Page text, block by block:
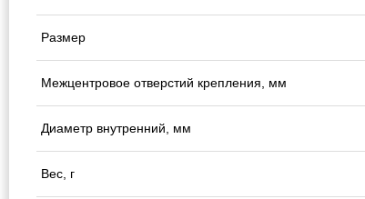
Размер
Межцентровое отверстий крепления, мм
Диаметр внутренний, мм
Вес, г